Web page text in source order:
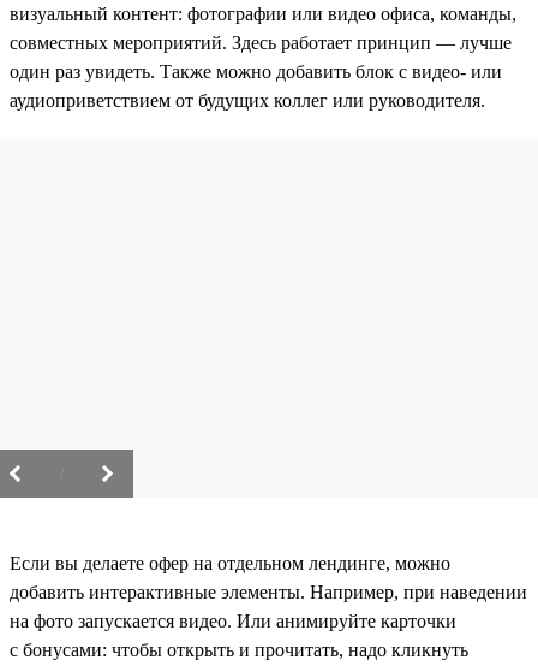
визуальный контент: фотографии или видео офиса, команды,
совместных мероприятий. Здесь работает принцип — лучше
один раз увидеть. Также можно добавить блок с видео- или
аудиоприветствием от будущих коллег или руководителя.
Если вы делаете офер на отдельном лендинге, можно
добавить интерактивные элементы. Например, при наведении
на фото запускается видео. Или анимируйте карточки
с бонусами: чтобы открыть и прочитать, надо кликнуть